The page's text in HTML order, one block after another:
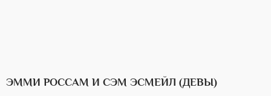
ЭММИ РОССАМ И СЭМ ЭСМЕЙЛ (ДЕВЫ)